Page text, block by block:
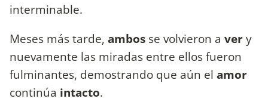
interminable.
Meses más tarde, ambos se volvieron a very
nuevamente las miradas entre ellos fueron
fulminantes, demostrando que aún el amor
continúa intacto.